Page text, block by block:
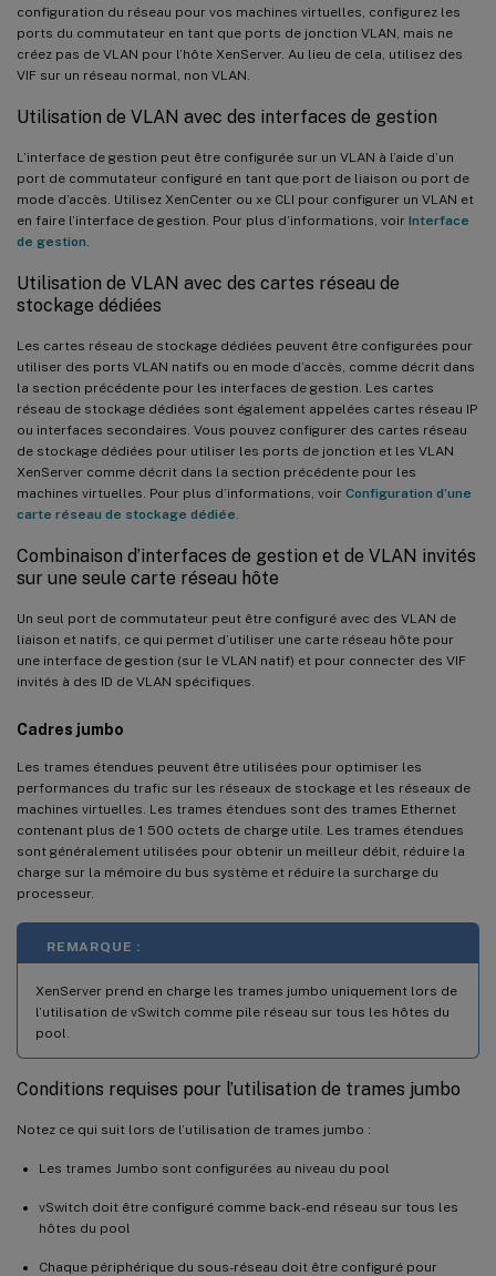
configuration du réseau pour vos machines virtuelles, configurez les
ports du commutateur en tant que ports de jonction VLAN, mais ne
créez pas de VLAN pour l’hôte XenServer. Au lieu de cela, utilisez des
VIF sur un réseau normal, non VLAN.
Utilisation de VLAN avec des interfaces de gestion
L’interface de gestion peut être configurée sur un VLAN à l’aide d’un
port de commutateur configuré en tant que port de liaison ou port de
mode d’accès. Utilisez XenCenter ou xe CLI pour configurer un VLAN et
en faire l’interface de gestion. Pour plus d’informations, voir Interface
de gestion
Utilisation de VLAN avec des cartes réseau de
stockage dédiées
Les cartes réseau de stockage dédiées peuvent être configurées pour
utiliser des ports VLAN natifs ou en mode d’accès, comme décrit dans
la section précédente pour les interfaces de gestion. Les cartes
réseau de stockage dédiées sont également appelées cartes réseau IP
ou interfaces secondaires. Vous pouvez configurer des cartes réseau
de stockage dédiées pour utiliser les ports de jonction et les VLAN
XenServer comme décrit dans la section précédente pour les
machines virtuelles. Pour plus d’informations, voir Configuration d’une
carte réseau de stockage dédiée
Combinaison d’interfaces de gestion et de VLAN invités
sur une seule carte réseau hôte
Un seul port de commutateur peut être configuré avec des VLAN de
liaison et natifs, ce qui permet d’utiliser une carte réseau hôte pour
une interface de gestion (sur le VLAN natif) et pour connecter des VIF
invités à des ID de VLAN spécifiques.
Cadres jumbo
Les trames étendues peuvent être utilisées pour optimiser les
performances du trafic sur les réseaux de stockage et les réseaux de
machines virtuelles. Les trames étendues sont des trames Ethernet
contenant plus de 1 500 octets de charge utile. Les trames étendues
sont généralement utilisées pour obtenir un meilleur débit, réduire la
charge sur la mémoire du bus système et réduire la surcharge du
processeur.
REMARQUE :
XenServer prend en charge les trames jumbo uniquement lors de
l’utilisation de vSwitch comme pile réseau sur tous les hôtes du
pool.
Conditions requises pour l’utilisation de trames jumbo
Notez ce qui suit lors de l’utilisation de trames jumbo :
Les trames Jumbo sont configurées au niveau du pool
vSwitch doit être configuré comme back-end réseau sur tous les
hôtes du pool
Chaque périphérique du sous-réseau doit être configuré pour